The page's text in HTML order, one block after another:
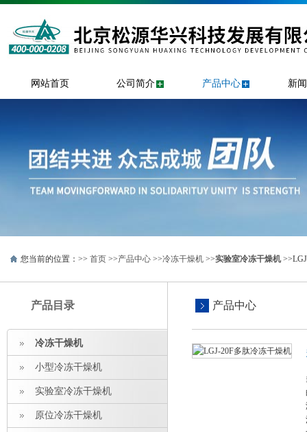
网站首页 公司简介 产品中心 新
您当前的位置：>> 首页 >>产品中心 >>冷冻干燥机 >>实验室冷冻干燥机
产品目录
冷冻干燥机
小型冷冻干燥机
实验室冷冻干燥机
原位冷冻干燥机
产品中心